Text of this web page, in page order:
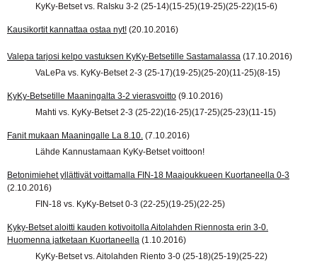
KyKy-Betset vs. RaIsku 3-2 (25-14)(15-25)(19-25)(25-22)(15-6)
Kausikortit kannattaa ostaa nyt! (20.10.2016)
Valepa tarjosi kelpo vastuksen KyKy-Betsetille Sastamalassa (17.10.2016)
VaLePa vs. KyKy-Betset 2-3 (25-17)(19-25)(25-20)(11-25)(8-15)
KyKy-Betsetille Maaningalta 3-2 vierasvoitto (9.10.2016)
Mahti vs. KyKy-Betset 2-3 (25-22)(16-25)(17-25)(25-23)(11-15)
Fanit mukaan Maaningalle La 8.10. (7.10.2016)
Lähde Kannustamaan KyKy-Betset voittoon!
Betonimiehet yllättivät voittamalla FIN-18 Maajoukkueen Kuortaneella 0-3
(2.10.2016)
FIN-18 vs. KyKy-Betset 0-3 (22-25)(19-25)(22-25)
Kyky-Betset aloitti kauden kotivoitolla Aitolahden Riennosta erin 3-0.
Huomenna jatketaan Kuortaneella (1.10.2016)
KyKy-Betset vs. Aitolahden Riento 3-0 (25-18)(25-19)(25-22)